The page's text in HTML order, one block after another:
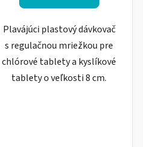
Plavájúci plastový dávkovač
s regulačnou mriežkou pre
chlórové tablety a kyslíkové
tablety o veľkosti 8 cm.